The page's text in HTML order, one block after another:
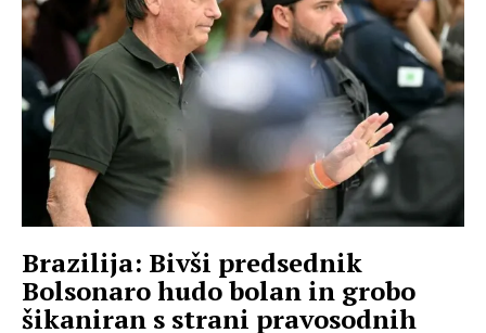
Brazilija: Bivši predsednik
Bolsonaro hudo bolan in grobo
šikaniran s strani pravosodnih